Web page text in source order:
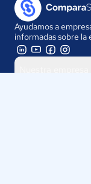
Ayudamos a
informadas sobre la